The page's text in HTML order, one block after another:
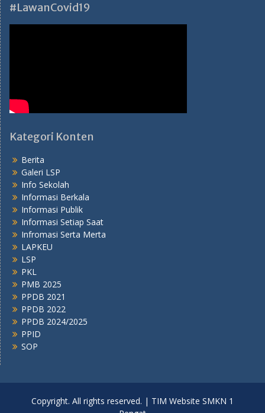
#LawanCovid19
Kategori Konten
Berita
Galeri LSP
Info Sekolah
Informasi Berkala
Informasi Publik
Informasi Setiap Saat
Infromasi Serta Merta
LAPKEU
LSP
PKL
PMB 2025
PPDB 2021
PPDB 2022
PPDB 2024/2025
PPID
SOP
Copyright. All rights reserved. | TIM Website SMKN 1